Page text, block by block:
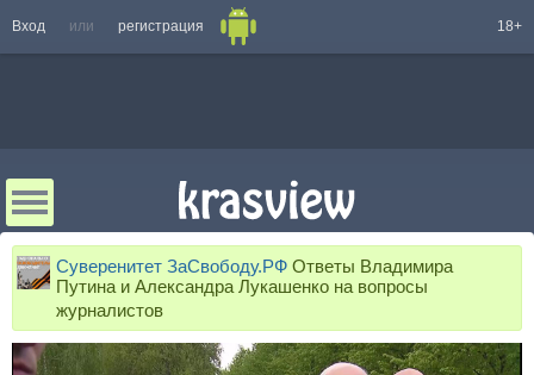
Вход или регистрация 18+
Суверенитет ЗаСвободу.РФ Ответы Владимира
Путина и Александра Лукашенко на вопросы
журналистов